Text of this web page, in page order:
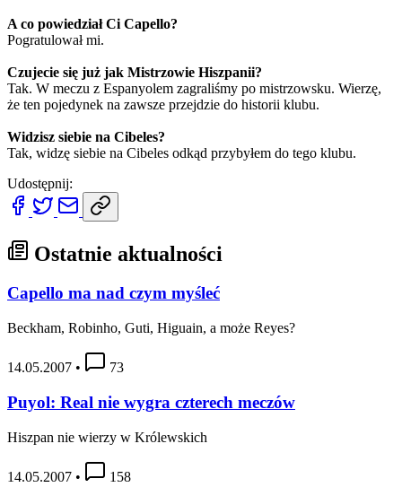
A co powiedział Ci Capello?
Pogratulował mi.
Czujecie się już jak Mistrzowie Hiszpanii?
Tak. W meczu z Espanyolem zagraliśmy po mistrzowsku. Wierzę,
że ten pojedynek na zawsze przejdzie do historii klubu.
Widzisz siebie na Cibeles?
Tak, widzę siebie na Cibeles odkąd przybyłem do tego klubu.
Udostępnij:
Ostatnie aktualności
Capello ma nad czym myśleć
Beckham, Robinho, Guti, Higuain, a może Reyes?
14.05.2007 • 73
Puyol: Real nie wygra czterech meczów
Hiszpan nie wierzy w Królewskich
14.05.2007 • 158